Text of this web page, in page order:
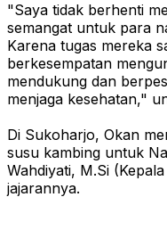
"Saya tidak berhenti
semangat untuk para
Karena tugas mereka
berkesempatan
mendukung dan
menjaga kesehatan,"
Di Sukoharjo, Okan
susu kambing untuk
Wahdiyati, M.Si
jajarannya.